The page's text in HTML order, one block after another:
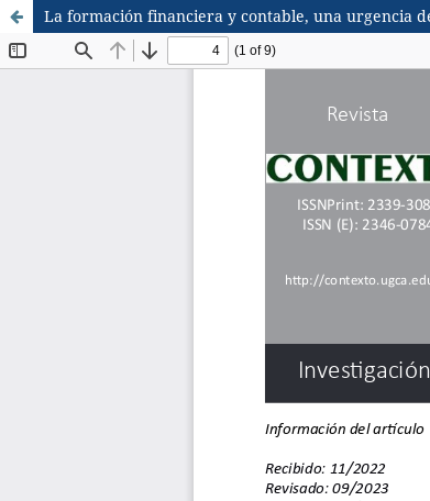
La formación financiera y contable, una urgencia